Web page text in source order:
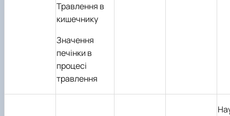
Травлення в
кишечнику
Значення
печінки в
процесі
травлення